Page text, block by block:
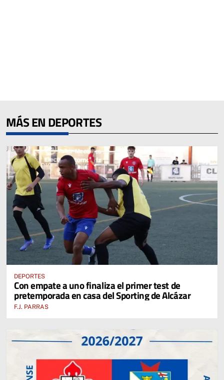
MÁS EN DEPORTES
DEPORTES
Con empate a uno finaliza el primer test de
pretemporada en casa del Sporting de Alcázar
F.J. PARRAS